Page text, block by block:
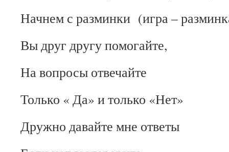
Начнем с разминки (игра –
Вы друг другу помогайте,
На вопросы отвечайте
Только « Да» и только «Нет»
Дружно давайте мне ответы